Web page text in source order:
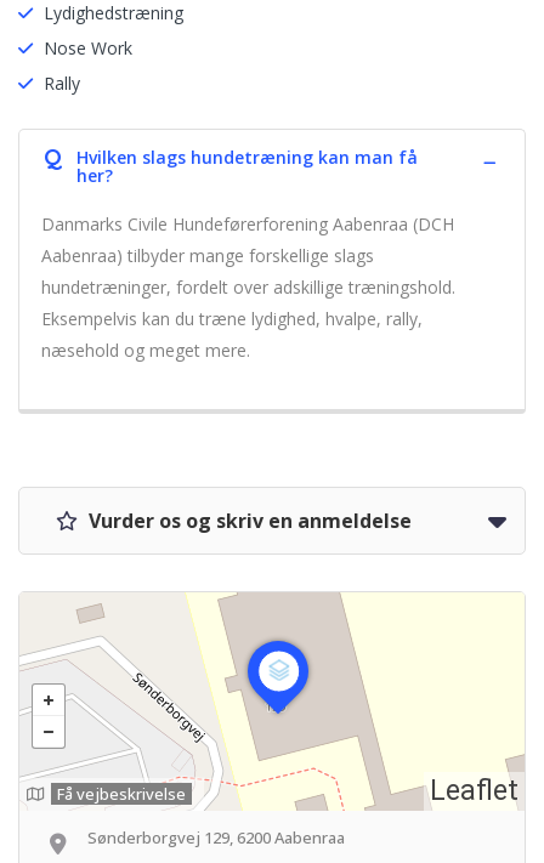
Lydighedstræning
Nose Work
Rally
Q Hvilken slags hundetræning kan man få
her?
Danmarks Civile Hundeførerforening Aabenraa (DCH
Aabenraa) tilbyder mange forskellige slags
hundetræninger, fordelt over adskillige træningshold.
Eksempelvis kan du træne lydighed, hvalpe, rally,
næsehold og meget mere.
Vurder os og skriv en anmeldelse
Leaflet
Få vejbeskrivelse
Sønderborgvej 129, 6200 Aabenraa